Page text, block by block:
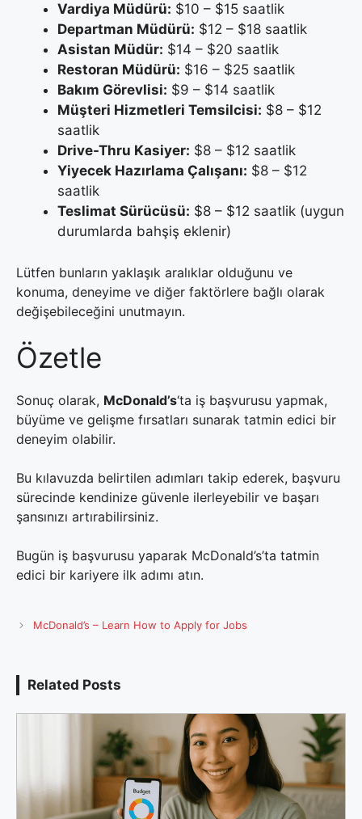
Vardiya Müdürü: $10 – $15 saatlik
Departman Müdürü: $12 – $18 saatlik
Asistan Müdür: $14 – $20 saatlik
Restoran Müdürü: $16 – $25 saatlik
Bakım Görevlisi: $9 – $14 saatlik
Müşteri Hizmetleri Temsilcisi: $8 – $12
saatlik
Drive-Thru Kasiyer: $8 – $12 saatlik
Yiyecek Hazırlama Çalışanı: $8 – $12
saatlik
Teslimat Sürücüsü: $8 – $12 saatlik (uygun
durumlarda bahşiş eklenir)
Lütfen bunların yaklaşık aralıklar olduğunu ve
konuma, deneyime ve diğer faktörlere bağlı olarak
değişebileceğini unutmayın.
Özetle
Sonuç olarak, McDonald’s‘ta iş başvurusu yapmak,
büyüme ve gelişme fırsatları sunarak tatmin edici bir
deneyim olabilir.
Bu kılavuzda belirtilen adımları takip ederek, başvuru
sürecinde kendinize güvenle ilerleyebilir ve başarı
şansınızı artırabilirsiniz.
Bugün iş başvurusu yaparak McDonald’s’ta tatmin
edici bir kariyere ilk adımı atın.
McDonald’s – Learn How to Apply for Jobs
Related Posts